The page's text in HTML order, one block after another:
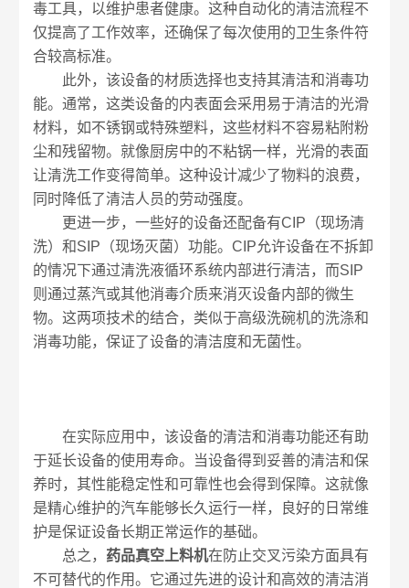
毒工具，以维护患者健康。这种自动化的清洁流程不
仅提高了工作效率，还确保了每次使用的卫生条件符
合较高标准。
此外，该设备的材质选择也支持其清洁和消毒功
能。通常，这类设备的内表面会采用易于清洁的光滑
材料，如不锈钢或特殊塑料，这些材料不容易粘附粉
尘和残留物。就像厨房中的不粘锅一样，光滑的表面
让清洗工作变得简单。这种设计减少了物料的浪费，
同时降低了清洁人员的劳动强度。
更进一步，一些好的设备还配备有CIP（现场清
洗）和SIP（现场灭菌）功能。CIP允许设备在不拆卸
的情况下通过清洗液循环系统内部进行清洁，而SIP
则通过蒸汽或其他消毒介质来消灭设备内部的微生
物。这两项技术的结合，类似于高级洗碗机的洗涤和
消毒功能，保证了设备的清洁度和无菌性。
在实际应用中，该设备的清洁和消毒功能还有助
于延长设备的使用寿命。当设备得到妥善的清洁和保
养时，其性能稳定性和可靠性也会得到保障。这就像
是精心维护的汽车能够长久运行一样，良好的日常维
护是保证设备长期正常运作的基础。
总之， 药品真空上料机在防止交叉污染方面具有
不可替代的作用。它通过先进的设计和高效的清洁消